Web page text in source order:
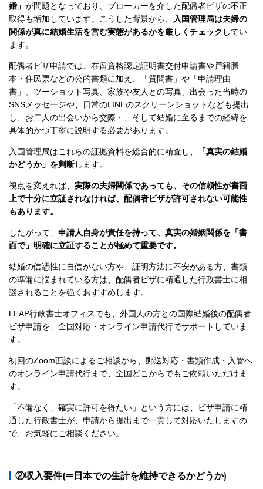
婚」 が問題となっており、ブローカーを介した配偶者ビザの不正
取得も増加しています。こうした背景から、
入国管理局は夫婦の
関係が真に結婚生活を営む実態があるかを厳しくチェック してい
ます。
配偶者ビザ申請では、在留資格認定証明書交付申請書や戸籍謄
本・住民票などの公的書類に加え、「質問書」や「申請理由
書」、ツーショット写真、家族や友人との写真、出会った当時の
SNSメッセージや、日常のLINEのスクリーンショットなども提出
し、お二人の出会いから交際・、そして結婚に至るまでの経緯を
具体的かつ丁寧に説明する必要があります。
入国管理局はこれらの証拠資料を総合的に精査し、
「真実の結婚
かどうか」を判断します。
視点を変えれば、 実際の夫婦関係であっても、その信頼性が書面
上で十分に立証されなければ、配偶者ビザが許可されない可能性
もあります。
したがって、 申請人自身が責任を持って、真実の婚姻関係を「書
面で」明確に立証することが極めて重要です。
結婚の信憑性に自信がない方や、証明方法に不安がある方、書類
の準備に悩まれている方は、配偶者ビザに精通した行政書士に相
談されることを強くおすすめします。
LEAP行政書士オフィスでも、外国人の方との国際結婚後の配偶者
ビザ申請を、全国対応・オンライン申請代行でサポートしていま
す。
初回のZoom面談によるご相談から、郵送対応・書類作成・入管へ
のオンライン申請代行まで、全国どこからでもご依頼いただけま
す。
「不備なく、確実に許可を得たい」という方には、ビザ申請に精
通した行政書士が、申請から提出まで一貫して対応いたしますの
で、お気軽にご相談ください。
②収入要件(=日本での生計を維持できるかどうか)